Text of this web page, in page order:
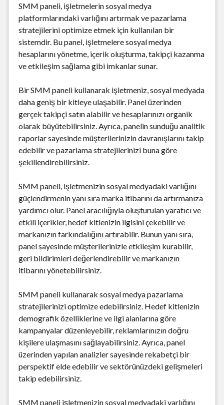
SMM paneli, işletmelerin sosyal medya
platformlarındaki varlığını artırmak ve pazarlama
stratejilerini optimize etmek için kullanılan bir
sistemdir. Bu panel, işletmelere sosyal medya
hesaplarını yönetme, içerik oluşturma, takipçi kazanma
ve etkileşim sağlama gibi imkanlar sunar.
Bir SMM paneli kullanarak işletmeniz, sosyal medyada
daha geniş bir kitleye ulaşabilir. Panel üzerinden
gerçek takipçi satın alabilir ve hesaplarınızı organik
olarak büyütebilirsiniz. Ayrıca, panelin sunduğu analitik
raporlar sayesinde müşterilerinizin davranışlarını takip
edebilir ve pazarlama stratejilerinizi buna göre
şekillendirebilirsiniz.
SMM paneli, işletmenizin sosyal medyadaki varlığını
güçlendirmenin yanı sıra marka itibarını da artırmanıza
yardımcı olur. Panel aracılığıyla oluşturulan yaratıcı ve
etkili içerikler, hedef kitlenizin ilgisini çekebilir ve
markanızın farkındalığını artırabilir. Bunun yanı sıra,
panel sayesinde müşterilerinizle etkileşim kurabilir,
geri bildirimleri değerlendirebilir ve markanızın
itibarını yönetebilirsiniz.
SMM paneli kullanarak sosyal medya pazarlama
stratejilerinizi optimize edebilirsiniz. Hedef kitlenizin
demografik özelliklerine ve ilgi alanlarına göre
kampanyalar düzenleyebilir, reklamlarınızın doğru
kişilere ulaşmasını sağlayabilirsiniz. Ayrıca, panel
üzerinden yapılan analizler sayesinde rekabetçi bir
perspektif elde edebilir ve sektörünüzdeki gelişmeleri
takip edebilirsiniz.
SMM paneli işletmenizin sosyal medyadaki varlığını